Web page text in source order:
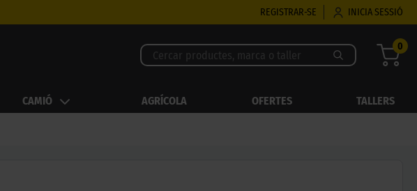
REGISTRAR-SE INICIA SESSIÓ
0
CAMIÓ AGRÍCOLA OFERTES TALLERS